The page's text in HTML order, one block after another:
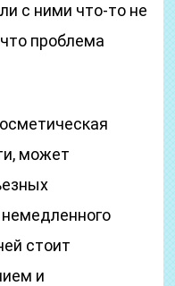
с ними что-то не
проблема
может
стоит
и